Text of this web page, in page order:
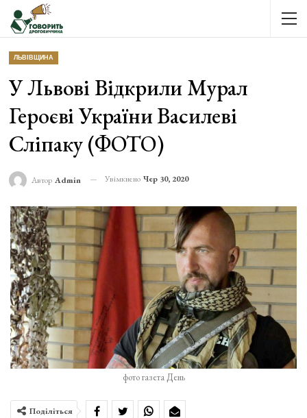
ЛЬВІВЩИНА
У Львові Відкрили Мурал
Героєві України Василеві
Сліпаку (ФОТО)
Автор Admin Увімкнено Чер 30, 2020
фото газета День
Поділіться